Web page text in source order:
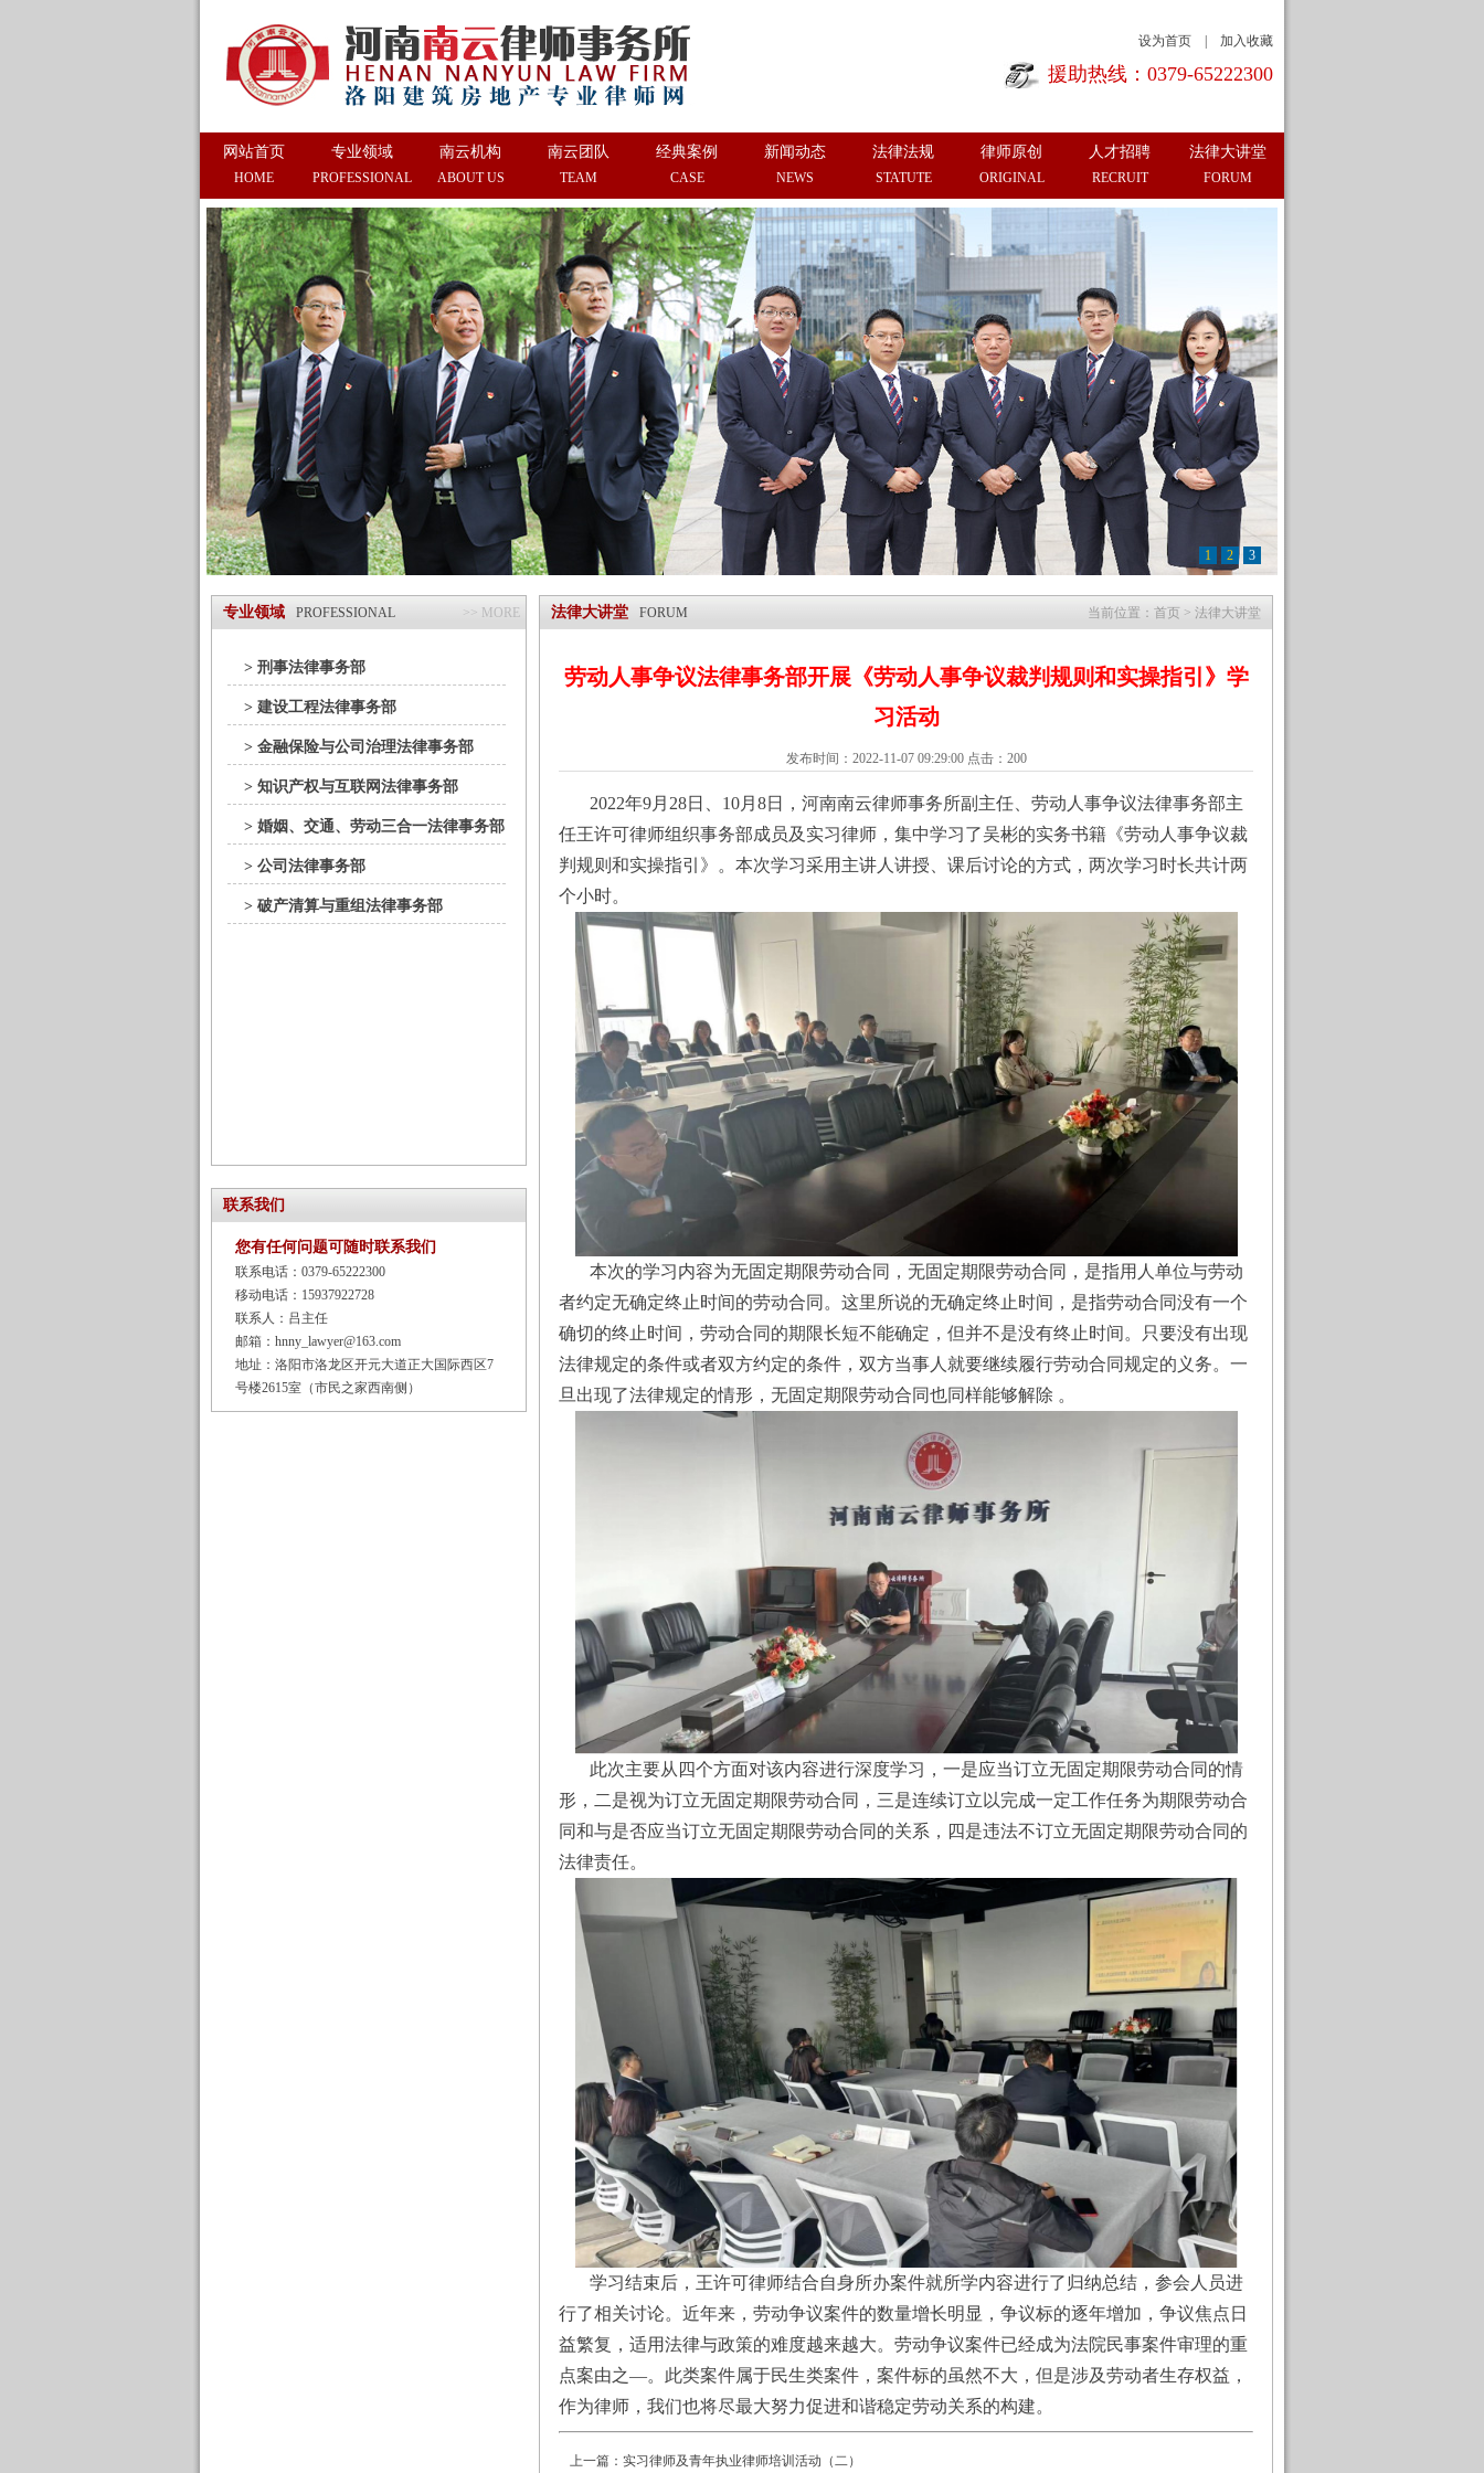
设为首页 加入收藏
援助热线：0379-65222300
网站首页
HOME
专业领域
PROFESSIONAL
南云机构
ABOUT US
南云团队
TEAM
经典案例
CASE
新闻动态
NEWS
法律法规
STATUTE
律师原创
ORIGINAL
人才招聘
RECRUIT
法律大讲堂
FORUM
1 2 3
专业领域 PROFESSIONAL >> MORE
> 刑事法律事务部
> 建设工程法律事务部
> 金融保险与公司治理法律事务部
> 知识产权与互联网法律事务部
> 婚姻、交通、劳动三合一法律事务部
> 公司法律事务部
> 破产清算与重组法律事务部
联系我们
您有任何问题可随时联系我们
联系电话：0379-65222300
移动电话：15937922728
联系人：吕主任
邮箱：hnny_lawyer@163.com
地址：洛阳市洛龙区开元大道正大国际西区7
号楼2615室（市民之家西南侧）
法律大讲堂 FORUM 当前位置： 首页 > 法律大讲堂
劳动人事争议法律事务部开展《劳动人事争议裁判规则和实操指引》学
习活动
发布时间：2022-11-07 09:29:00 点击： 200
2022年9月28日、10月8日，河南南云律师事务所副主任、劳动人事争议法律事务部主
任王许可律师组织事务部成员及实习律师，集中学习了吴彬的实务书籍《劳动人事争议裁
判规则和实操指引》。本次学习采用主讲人讲授、课后讨论的方式，两次学习时长共计两
个小时。
本次的学习内容为无固定期限劳动合同，无固定期限劳动合同，是指用人单位与劳动
者约定无确定终止时间的劳动合同。这里所说的无确定终止时间，是指劳动合同没有一个
确切的终止时间，劳动合同的期限长短不能确定，但并不是没有终止时间。只要没有出现
法律规定的条件或者双方约定的条件，双方当事人就要继续履行劳动合同规定的义务。一
旦出现了法律规定的情形，无固定期限劳动合同也同样能够解除 。
此次主要从四个方面对该内容进行深度学习，一是应当订立无固定期限劳动合同的情
形，二是视为订立无固定期限劳动合同，三是连续订立以完成一定工作任务为期限劳动合
同和与是否应当订立无固定期限劳动合同的关系，四是违法不订立无固定期限劳动合同的
法律责任。
学习结束后，王许可律师结合自身所办案件就所学内容进行了归纳总结，参会人员进
行了相关讨论。近年来，劳动争议案件的数量增长明显，争议标的逐年增加，争议焦点日
益繁复，适用法律与政策的难度越来越大。劳动争议案件已经成为法院民事案件审理的重
点案由之—。此类案件属于民生类案件，案件标的虽然不大，但是涉及劳动者生存权益，
作为律师，我们也将尽最大努力促进和谐稳定劳动关系的构建。
上一篇： 实习律师及青年执业律师培训活动（二）